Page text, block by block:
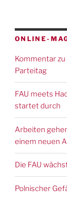
ONLINE-
Kommentar
Parteitag
FAU meets
startet durch
Arbeiten
einem neuen
Die FAU
Polnischer